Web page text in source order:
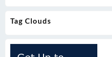
Tag Clouds